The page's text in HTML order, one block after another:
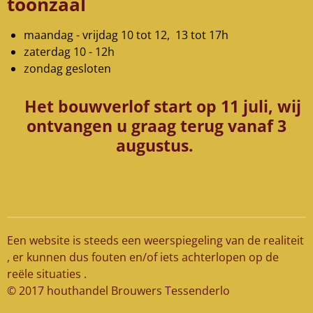
maandag - vrijdag 10 tot 12, 13 tot 17h
zaterdag 10 - 12h
zondag gesloten
Het bouwverlof start op 11 juli, wij
ontvangen u graag terug vanaf 3
augustus.
Een website is steeds een weerspiegeling van de realiteit
, er kunnen dus fouten en/of iets achterlopen op de
reële situaties .
© 2017 houthandel Brouwers Tessenderlo